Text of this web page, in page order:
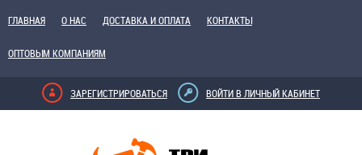
ГЛАВНАЯ О НАС ДОСТАВКА И ОПЛАТА КОНТАКТЫ
ОПТОВЫМ КОМПАНИЯМ
ЗАРЕГИСТРИРОВАТЬСЯ ВОЙТИ В ЛИЧНЫЙ КАБИНЕТ